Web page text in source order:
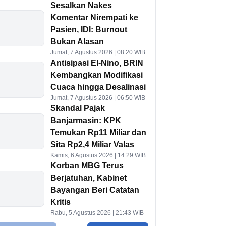
Sesalkan Nakes
Komentar Nirempati ke
Pasien, IDI: Burnout
Bukan Alasan
Jumat, 7 Agustus 2026 | 08:20 WIB
Antisipasi El-Nino, BRIN
Kembangkan Modifikasi
Cuaca hingga Desalinasi
Jumat, 7 Agustus 2026 | 06:50 WIB
Skandal Pajak
Banjarmasin: KPK
Temukan Rp11 Miliar dan
Sita Rp2,4 Miliar Valas
Kamis, 6 Agustus 2026 | 14:29 WIB
Korban MBG Terus
Berjatuhan, Kabinet
Bayangan Beri Catatan
Kritis
Rabu, 5 Agustus 2026 | 21:43 WIB